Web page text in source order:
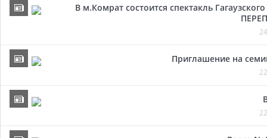
В м.Комрат состоится спектакль
Приглашение на